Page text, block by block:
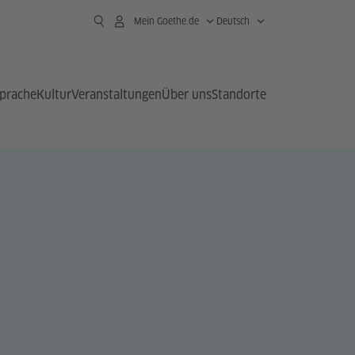
Mein Goethe.de Deutsch
KulturVeranstaltungenÜber unsStandorte